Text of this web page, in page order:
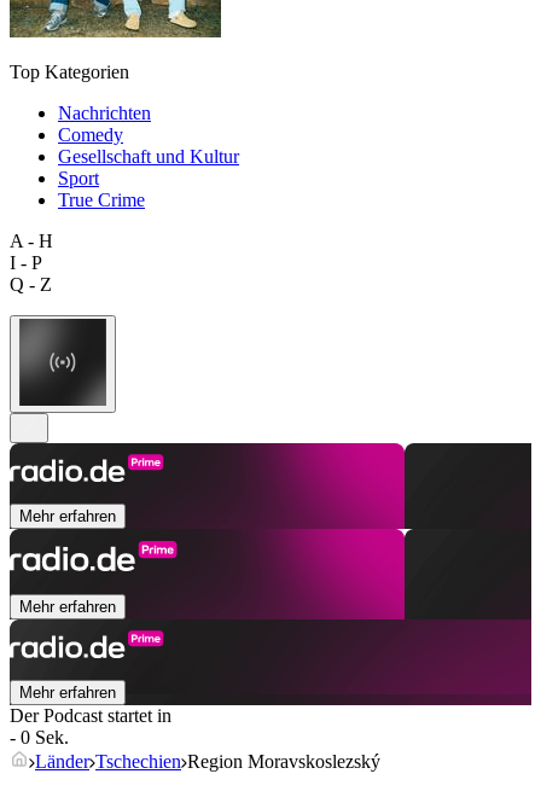
Top Kategorien
Nachrichten
Comedy
Gesellschaft und Kultur
Sport
True Crime
A - H
I - P
Q - Z
Mehr erfahren
Mehr erfahren
Mehr erfahren
Der Podcast startet in
- 0 Sek.
Länder Tschechien Region Moravskoslezský